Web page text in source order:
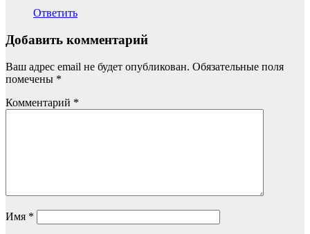
Ответить
Добавить комментарий
Ваш адрес email не будет опубликован. Обязательные поля
помечены *
Комментарий *
Имя *